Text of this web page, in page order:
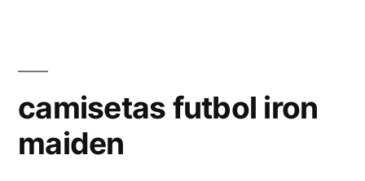
camisetas futbol iron
maiden